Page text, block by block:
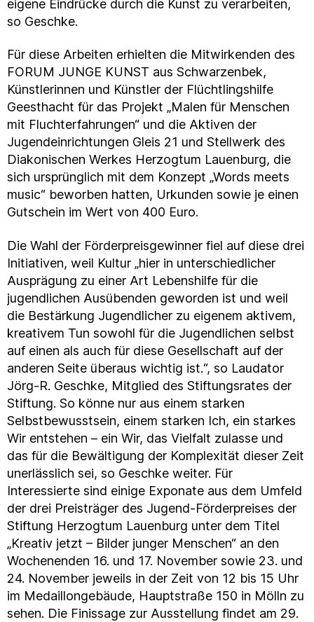
eigene Eindrücke durch die Kunst zu verarbeiten,
so Geschke.
Für diese Arbeiten erhielten die Mitwirkenden des
FORUM JUNGE KUNST aus Schwarzenbek,
Künstlerinnen und Künstler der Flüchtlingshilfe
Geesthacht für das Projekt „Malen für Menschen
mit Fluchterfahrungen“ und die Aktiven der
Jugendeinrichtungen Gleis 21 und Stellwerk des
Diakonischen Werkes Herzogtum Lauenburg, die
sich ursprünglich mit dem Konzept „Words meets
music“ beworben hatten, Urkunden sowie je einen
Gutschein im Wert von 400 Euro.
Die Wahl der Förderpreisgewinner fiel auf diese drei
Initiativen, weil Kultur „hier in unterschiedlicher
Ausprägung zu einer Art Lebenshilfe für die
jugendlichen Ausübenden geworden ist und weil
die Bestärkung Jugendlicher zu eigenem aktivem,
kreativem Tun sowohl für die Jugendlichen selbst
auf einen als auch für diese Gesellschaft auf der
anderen Seite überaus wichtig ist.“, so Laudator
Jörg-R. Geschke, Mitglied des Stiftungsrates der
Stiftung. So könne nur aus einem starken
Selbstbewusstsein, einem starken Ich, ein starkes
Wir entstehen – ein Wir, das Vielfalt zulasse und
das für die Bewältigung der Komplexität dieser Zeit
unerlässlich sei, so Geschke weiter. Für
Interessierte sind einige Exponate aus dem Umfeld
der drei Preisträger des Jugend-Förderpreises der
Stiftung Herzogtum Lauenburg unter dem Titel
„Kreativ jetzt – Bilder junger Menschen“ an den
Wochenenden 16. und 17. November sowie 23. und
24. November jeweils in der Zeit von 12 bis 15 Uhr
im Medaillongebäude, Hauptstraße 150 in Mölln zu
sehen. Die Finissage zur Ausstellung findet am 29.